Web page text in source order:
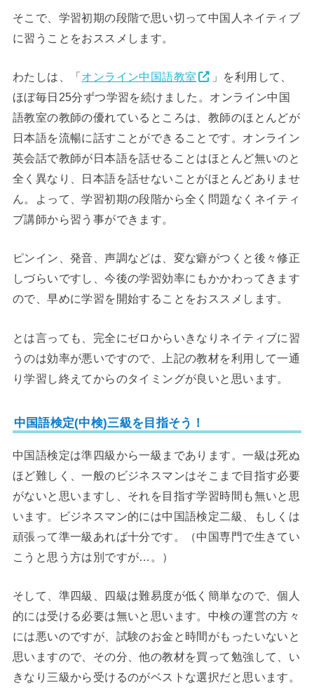
そこで、学習初期の段階で思い切って中国人ネイティブ
に習うことをおススメします。
わたしは、「オンライン中国語教室
」を利用して、
ほぼ毎日25分ずつ学習を続けました。オンライン中国
語教室の教師の優れているところは、教師のほとんどが
日本語を流暢に話すことができることです。オンライン
英会話で教師が日本語を話せることはほとんど無いのと
全く異なり、日本語を話せないことがほとんどありませ
ん。よって、学習初期の段階から全く問題なくネイティ
ブ講師から習う事ができます。
ピンイン、発音、声調などは、変な癖がつくと後々修正
しづらいですし、今後の学習効率にもかかわってきます
ので、早めに学習を開始することをおススメします。
とは言っても、完全にゼロからいきなりネイティブに習
うのは効率が悪いですので、上記の教材を利用して一通
り学習し終えてからのタイミングが良いと思います。
中国語検定(中検)三級を目指そう！
中国語検定は準四級から一級まであります。一級は死ぬ
ほど難しく、一般のビジネスマンはそこまで目指す必要
がないと思いますし、それを目指す学習時間も無いと思
います。ビジネスマン的には中国語検定二級、もしくは
頑張って準一級あれば十分です。（中国専門で生きてい
こうと思う方は別ですが…。）
そして、準四級、四級は難易度が低く簡単なので、個人
的には受ける必要は無いと思います。中検の運営の方々
には悪いのですが、試験のお金と時間がもったいないと
思いますので、その分、他の教材を買って勉強して、い
きなり三級から受けるのがベストな選択だと思います。